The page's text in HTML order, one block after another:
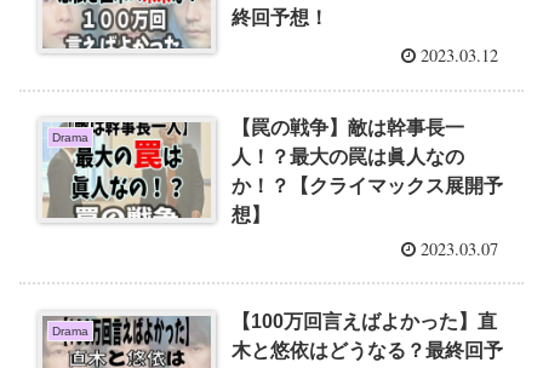
終回予想！
2023.03.12
Drama
【罠の戦争】敵は幹事長一
人！？最大の罠は眞人なの
か！？【クライマックス展開予
想】
2023.03.07
Drama
【100万回言えばよかった】直
木と悠依はどうなる？最終回予